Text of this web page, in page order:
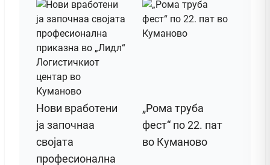
Нови вработени
ја започнаа
својата
професионална
„Рома труба
фест“ по 22. пат
во Куманово